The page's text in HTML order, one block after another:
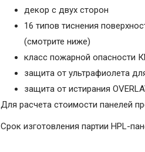
декор с двух сторон
16 типов тиснения
(смотрите ниже)
класс пожарной опасности
защита от ультрафиолета
защита от истирания
Для расчета стоимости панелей
Срок изготовления партии HPL-